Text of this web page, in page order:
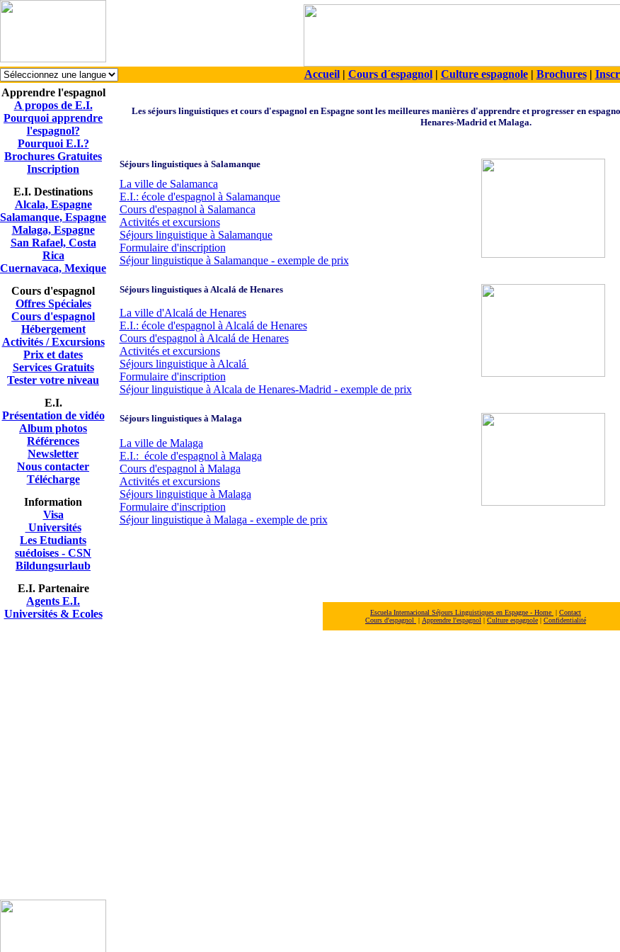
Accueil| Cours d´espagnol| Culture espagnole| Brochures|
Apprendre l'espagnol
A propos de E.I.
Pourquoi apprendre
l'espagnol?
Pourquoi E.I.?
Brochures Gratuites
Inscription
E.I. Destinations
Alcala, Espagne
Salamanque, Espagne
Malaga, Espagne
San Rafael, Costa
Rica
Cuernavaca, Mexique
Cours d'espagnol
Offres Spéciales
Cours d'espagnol
Hébergement
Activités / Excursions
Prix et dates
Services Gratuits
Tester votre niveau
E.I.
Présentation de vidéo
Album photos
Références
Newsletter
Nous contacter
Télécharge
Information
Visa
Universités
Les Etudiants
suédoises - CSN
Bildungsurlaub
E.I. Partenaire
Agents E.I.
Universités & Ecoles
Les séjours linguistiques et cours d'espagnol en Espagne sont les meilleures manières d'apprendre et progresser en
Henares-Madrid et Malaga.
Séjours linguistiques à Salamanque
La ville de Salamanca
E.I.: école d'espagnol à Salamanque
Cours d'espagnol à Salamanca
Activités et excursions
Séjours linguistique à Salamanque
Formulaire d'inscription
Séjour linguistique à Salamanque - exemple de prix
Séjours linguistiques à Alcalá de Henares
La ville d'Alcalá de Henares
E.I.: école d'espagnol à Alcalá de Henares
Cours d'espagnol à Alcalá de Henares
Activités et excursions
Séjours linguistique à Alcalá
Formulaire d'inscription
Séjour linguistique à Alcala de Henares-Madrid - exemple de prix
Séjours linguistiques à Malaga
La ville de Malaga
E.I.: école d'espagnol à Malaga
Cours d'espagnol à Malaga
Activités et excursions
Séjours linguistique à Malaga
Formulaire d'inscription
Séjour linguistique à Malaga - exemple de prix
Escuela Internacional Séjours Linguistiques en Espagne - Home | Contact
Cours d'espagnol
| Apprendre l'espagnol | Culture espagnole | Confidentialité